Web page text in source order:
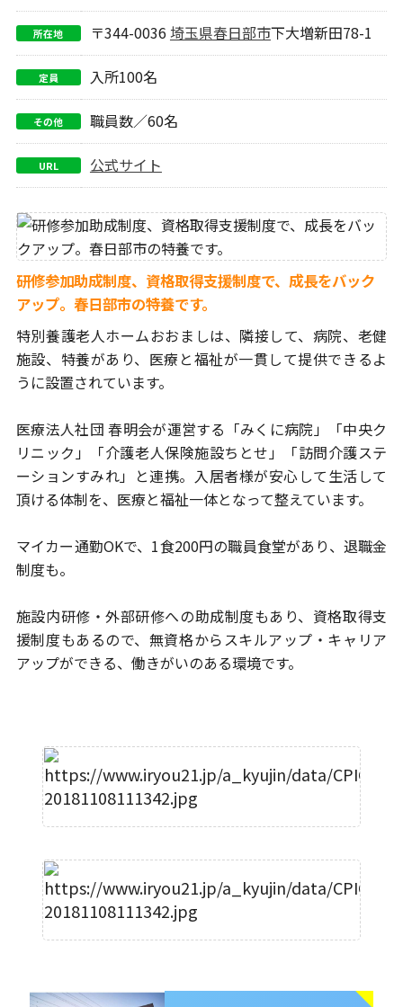
所在地 〒344-0036 埼玉県春日部市下大増新田78-1
定員 入所100名
その他 職員数／60名
URL 公式サイト
研修参加助成制度、資格取得支援制度で、成長をバック
アップ。春日部市の特養です。
特別養護老人ホームおおましは、隣接して、病院、老健
施設、 特養があり、医療と福祉が一貫して提供できるよ
うに設置されています。
医療法人社団 春明会が運営する「みくに病院」「中央ク
リニック」
「介護老人保険施設ちとせ」「訪問介護ステ
ーションすみれ」と連携。 入居者様が安心して生活して
頂ける体制を、 医療と福祉一体となって整えています。
マイカー通勤OKで、1食200円の職員食堂があり、退職金
制度も。
施設内研修・外部研修への助成制度もあり、資格取得支
援制度もあるので、無資格からスキルアップ・キャリア
アップができる、 働きがいのある環境です。